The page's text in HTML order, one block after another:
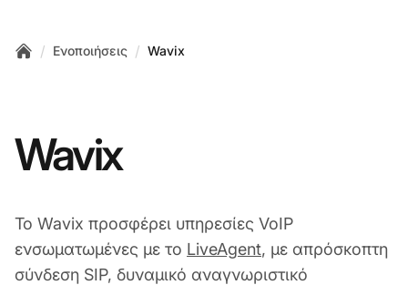
/ Ενοποιήσεις / Wavix
Wavix
Το Wavix προσφέρει υπηρεσίες VoIP
ενσωματωμένες με το LiveAgent, με απρόσκοπτη
σύνδεση SIP, δυναμικό αναγνωριστικό